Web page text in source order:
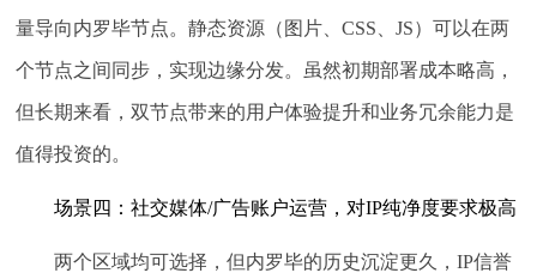
量导向内罗毕节点。静态资源（图片、CSS、JS）可以在两
个节点之间同步，实现边缘分发。虽然初期部署成本略高，
但长期来看，双节点带来的用户体验提升和业务冗余能力是
值得投资的。
场景四：社交媒体/广告账户运营，对IP纯净度要求极高
两个区域均可选择，但内罗毕的历史沉淀更久，IP信誉